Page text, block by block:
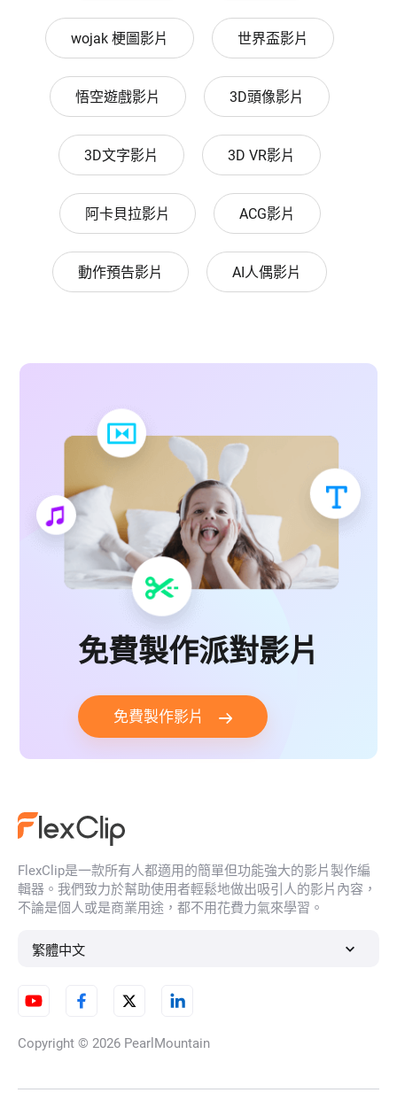
wojak 梗圖影片 世界盃影片
悟空遊戲影片 3D頭像影片
3D文字影片 3D VR影片
阿卡貝拉影片 ACG影片
動作預告影片 AI人偶影片
免費製作派對影片
免費製作影片
FlexClip是一款所有人都適用的簡單但功能強大的影片製作編
輯器。我們致力於幫助使用者輕鬆地做出吸引人的影片內容，
不論是個人或是商業用途，都不用花費力氣來學習。
繁體中文
Copyright © 2026 PearlMountain